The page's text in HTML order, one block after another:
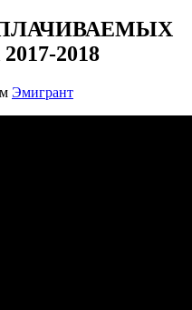
2018
Эмигрант